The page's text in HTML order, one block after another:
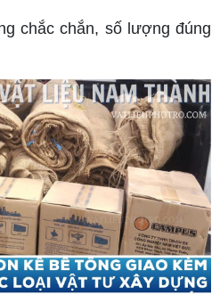
chắc chắn, số lượng đúng